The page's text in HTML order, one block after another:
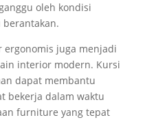
oleh kondisi
juga menjadi
interior modern. Kursi
dapat membantu
bekerja dalam waktu
furniture yang tepat